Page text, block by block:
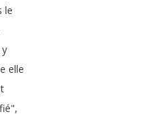
le
y
elle
",